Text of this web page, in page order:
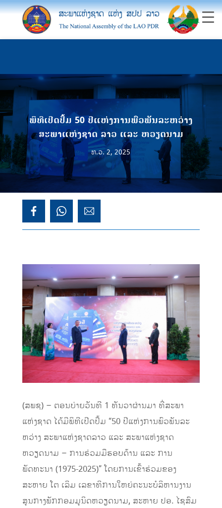
ພິທີເປີດປຶ້ມ 50 ປີແຫ່ງການພົວພັນລະຫວ່າງ
ສະພາແຫ່ງຊາດ ລາວ ແລະ ຫວຽດນາມ
ທ.ວ. 2, 2025
(ສພຊ) – ຕອນບ່າຍວັນທີ 1 ທັນວາຜ່ານມາ ທີ່ສະພາ
ແຫ່ງຊາດ ໄດ້ມີພິທີເປີດປຶ້ມ “50 ປີແຫ່ງການພົວພັນລະ
ຫວ່າງ ສະພາແຫ່ງຊາດລາວ ແລະ ສະພາແຫ່ງຊາດ
ຫວຽດນາມ – ການຮ່ວມມືຮອບດ້ານ ແລະ ການ
ພັດທະນາ (1975-2025)” ໂດຍການເຂົ້າຮ່ວມຂອງ
ສະຫາຍ ໂຕ ເລິມ ເລຂາທິການໃຫຍ່ຄະນະບໍລິຫານງານ
ສູນກາງພັກກອມມູນິດຫວຽດນາມ, ສະຫາຍ ປອ. ໄຊສົມ